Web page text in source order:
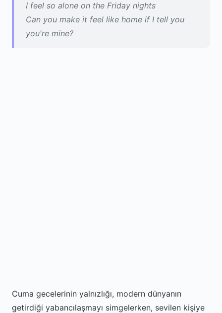
I feel so alone on the Friday nights
Can you make it feel like home if I tell you
you're mine?
Cuma gecelerinin yalnızlığı, modern dünyanın
getirdiği yabancılaşmayı simgelerken, sevilen kişiye